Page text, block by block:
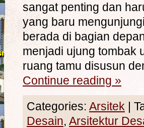
sangat penting dan
yang baru
berada di bagian
menjadi ujung tombak
ruang tamu disusun
Continue reading »
Categories: Arsitek |
Desain, Arsitektur